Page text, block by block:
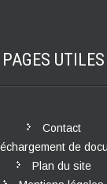
PAGES UTILES
Contact
de
Plan du site